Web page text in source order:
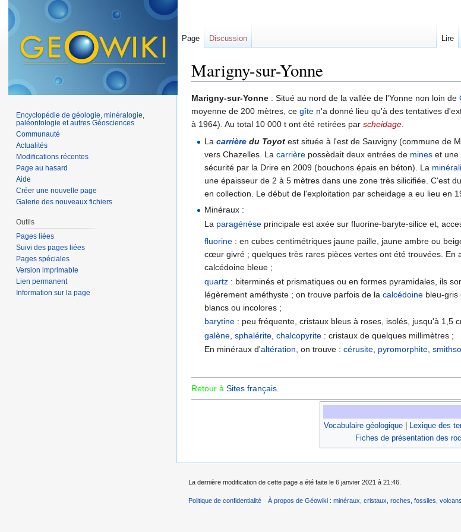
Marigny-sur-Yonne
Marigny-sur-Yonne : Situé au nord de la vallée de l'Yonne non loin de
moyenne de 200 mètres, ce gîte n'a donné lieu qu'à des tentatives
à 1964). Au total 10 000 t ont été retirées par scheidage.
Lacarrière du Toyot est située à l'est de Sauvigny (commune de
vers Chazelles. Lacarrière possèdait deux entrées de mines et une
sécurité par la Drire en 2009 (bouchons épais en béton). La
une épaisseur de 2 à 5 mètres dans une zone très silicifiée. C'est
en collection. Le début de l'exploitation par scheidage a eu lieu en
Minéraux :
La paragénèse principale est axée sur fluorine-baryte-silice et,
fluorine : en cubes centimétriques jaune paille, jaune ambre ou
cœur givré ; quelques très rares pièces vertes ont été trouvées. En
calcédoine bleue ;
quartz : biterminés et prismatiques ou en formes pyramidales, ils
légèrement améthyste ; on trouve parfois de lacalcédoine bleu-gris
blancs ou incolores ;
barytine : peu fréquente, cristaux bleus à roses, isolés, jusqu'à 1,5
galène ,sphalérite ,chalcopyrite : cristaux de quelques millimètres ;
En minéraux d'altération , on trouve :cérusite pyromorphite ,
Retour à Sites français
Vocabulaire géologique
Lexique des
Fiches de présentation des
Page Discussion Lire
Encyclopédie de géologie, minéralogie,
paléontologie et autres Géosciences
Communauté
Actualités
Modifications récentes
Page au hasard
Aide
Créer une nouvelle page
Galerie des nouveaux fichiers
Outils
Pages liées
Suivi des pages liées
Pages spéciales
Version imprimable
Lien permanent
Information sur la page
La dernière modification de cette page a été faite le 6 janvier 2021 à 21:46.
Politique de confidentialité À propos de Géowiki : minéraux, cristaux, roches, fossiles,